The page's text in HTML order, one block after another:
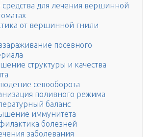
для лечения вершинной
от вершинной гнили
посевного
структуры и качества
севооборота
поливного режима
баланс
иммунитета
болезней
заболевания